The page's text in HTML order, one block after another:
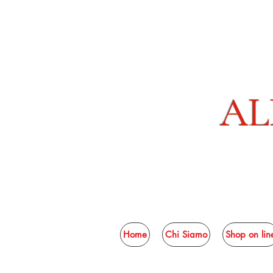
Home Chi Siamo Shop on